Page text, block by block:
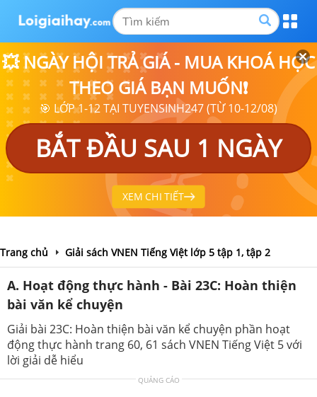
💥 NGÀY HỘI TRẢ GIÁ - MUA KHOÁ HỌC
THEO GIÁ BẠN MUỐN❗
🎯 LỚP 1-12 TẠI TUYENSINH247 (TỪ 10-12/08)
BẮT ĐẦU SAU 1 NGÀY
XEM CHI TIẾT
Trang chủ Giải sách VNEN Tiếng Việt lớp 5 tập 1, tập 2
A. Hoạt động thực hành - Bài 23C: Hoàn thiện
bài văn kể chuyện
Giải bài 23C: Hoàn thiện bài văn kể chuyện phần hoạt
động thực hành trang 60, 61 sách VNEN Tiếng Việt 5 với
lời giải dễ hiểu
QUẢNG CÁO